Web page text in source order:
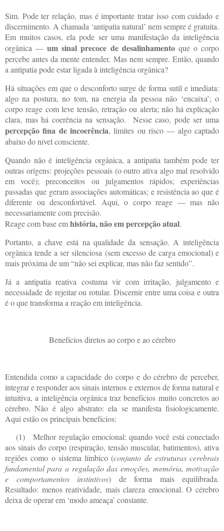
Sim. Pode ter relação, mas é importante tratar isso com cuidado e
discernimento. A chamada ‘antipatia natural’ nem sempre é gratuita.
Em muitos casos, ela pode ser uma manifestação da inteligência
orgânica —um sinal precoce de desalinhamentoque o corpo
percebe antes da mente entender. Mas nem sempre. Então, quando
a antipatia pode estar ligada à inteligência orgânica?
Há situações em que o desconforto surge de forma sutil e imediata:
algo na postura, no tom, na energia da pessoa não ‘encaixa’; o
corpo reage com leve tensão, retração ou alerta; não há explicação
clara, mas há coerência na sensação.
Nesse caso, pode ser uma
percepção fina de incoerência, limites ou risco — algo captado
abaixo do nível consciente.
Quando não é inteligência orgânica, a antipatia também pode ter
outras origens: projeções pessoais (o outro ativa algo mal resolvido
em você); preconceitos ou julgamentos rápidos; experiências
passadas que geram associações automáticas; e resistência ao que é
diferente ou desconfortável. Aqui, o corpo reage — mas não
necessariamente com precisão.
Reage com base emhistória, não em percepção atual.
Portanto, a chave está na qualidade da sensação. A inteligência
orgânica tende a ser silenciosa (sem excesso de carga emocional) e
mais próxima de um “não sei explicar, mas não faz sentido”.
Já a antipatia reativa costuma vir com irritação, julgamento e
necessidade de rejeitar ou rotular. Discernir entre uma coisa e outra
é o que transforma a reação em inteligência.
Benefícios diretos ao corpo e ao cérebro
Entendida como a capacidade do corpo e do cérebro de perceber,
integrar e responder aos sinais internos e externos de forma natural e
intuitiva, a inteligência orgânica traz benefícios muito concretos ao
cérebro. Não é algo abstrato: ela se manifesta fisiologicamente.
Aqui estão os principais benefícios:
Melhor regulação emocional: quando você está conectado
aos sinais do corpo (respiração, tensão muscular, batimentos), ativa
regiões como o sistema límbico (conjunto de estruturas cerebrais
fundamental para a regulação das emoções, memória, motivação
e comportamentos instintivos) de forma mais equilibrada.
Resultado: menos reatividade, mais clareza emocional. O cérebro
deixa de operar em ‘modo ameaça’ constante.